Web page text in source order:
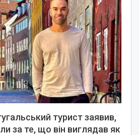
турист заявив,
за те, що він виглядав як